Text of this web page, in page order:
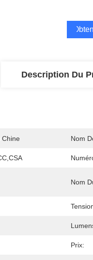
Description Du
Chine Nom
Nom
Prix: